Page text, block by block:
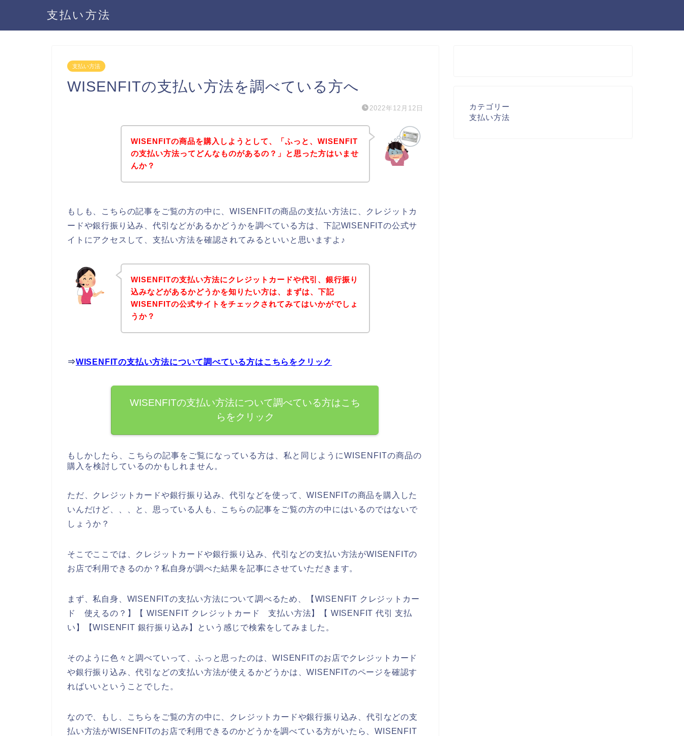
支払い方法
支払い方法
WISENFITの支払い方法を調べている方へ
2022年12月12日
WISENFITの商品を購入しようとして、「ふっと、WISENFIT
の支払い方法ってどんなものがあるの？」と思った方はいませ
んか？
もしも、こちらの記事をご覧の方の中に、WISENFITの商品の支払い方法に、クレジットカ
ードや銀行振り込み、代引などがあるかどうかを調べている方は、下記WISENFITの公式サ
イトにアクセスして、支払い方法を確認されてみるといいと思いますよ♪
WISENFITの支払い方法にクレジットカードや代引、銀行振り
込みなどがあるかどうかを知りたい方は、まずは、下記
WISENFITの公式サイトをチェックされてみてはいかがでしょ
うか？
⇒WISENFITの支払い方法について調べている方はこちらをクリック
WISENFITの支払い方法について調べている方はこち
らをクリック
もしかしたら、こちらの記事をご覧になっている方は、私と同じようにWISENFITの商品の
購入を検討しているのかもしれません。
ただ、クレジットカードや銀行振り込み、代引などを使って、WISENFITの商品を購入した
いんだけど、、、と、思っている人も、こちらの記事をご覧の方の中にはいるのではないで
しょうか？
そこでここでは、クレジットカードや銀行振り込み、代引などの支払い方法がWISENFITの
お店で利用できるのか？私自身が調べた結果を記事にさせていただきます。
まず、私自身、WISENFITの支払い方法について調べるため、【WISENFIT クレジットカー
ド 使えるの？】【 WISENFIT クレジットカード 支払い方法】【 WISENFIT 代引 支払
い】【WISENFIT 銀行振り込み】という感じで検索をしてみました。
そのように色々と調べていって、ふっと思ったのは、WISENFITのお店でクレジットカード
や銀行振り込み、代引などの支払い方法が使えるかどうかは、WISENFITのページを確認す
ればいいということでした。
なので、もし、こちらをご覧の方の中に、クレジットカードや銀行振り込み、代引などの支
払い方法がWISENFITのお店で利用できるのかどうかを調べている方がいたら、WISENFIT
カテゴリー
支払い方法